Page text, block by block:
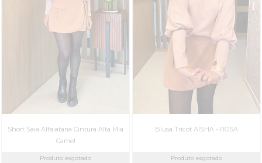
Short Saia Alfaiataria Cintura Alta Mia
Camel
Produto esgotado
Blusa Tricot AISHA - ROSA
Produto esgotado